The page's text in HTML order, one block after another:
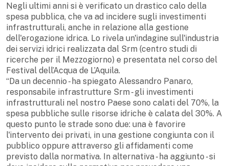
Negli ultimi anni si è verificato un drastico calo della
spesa pubblica, che va ad incidere sugli investimenti
infrastrutturali, anche in relazione alla gestione
dell'erogazione idrica. Lo rivela un'indagine sull'industria
dei servizi idrici realizzata dal Srm (centro studi di
ricerche per il Mezzogiorno) e presentata nel corso del
Festival dell’Acqua de L’Aquila.
“Da un decennio - ha spiegato Alessandro Panaro,
responsabile infrastrutture Srm - gli investimenti
infrastrutturali nel nostro Paese sono calati del 70%, la
spesa pubbliche sulle risorse idriche è calata del 30%. A
questo punto le strade sono due: una è favorire
l'intervento dei privati, in una gestione congiunta con il
pubblico oppure attraverso gli affidamenti come
previsto dalla normativa. In alternativa - ha aggiunto - si